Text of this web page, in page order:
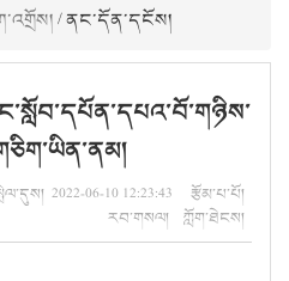
/ ནང་དོན་དངོས།
2022-06-10 12:23:43 རྩོམ་པ་པོ།
རབ་གསལ། ཀློག་ཐེངས།